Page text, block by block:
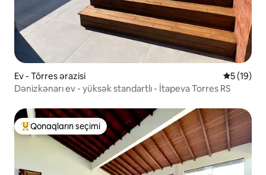
Ev - Tôrres ərazisi Ortalama
5 (19)
Dənizkənarı ev - yüksək standartlı - İtapeva Torres RS
Populyar "Qonaqların seçimi"
Qonaqların seçimi